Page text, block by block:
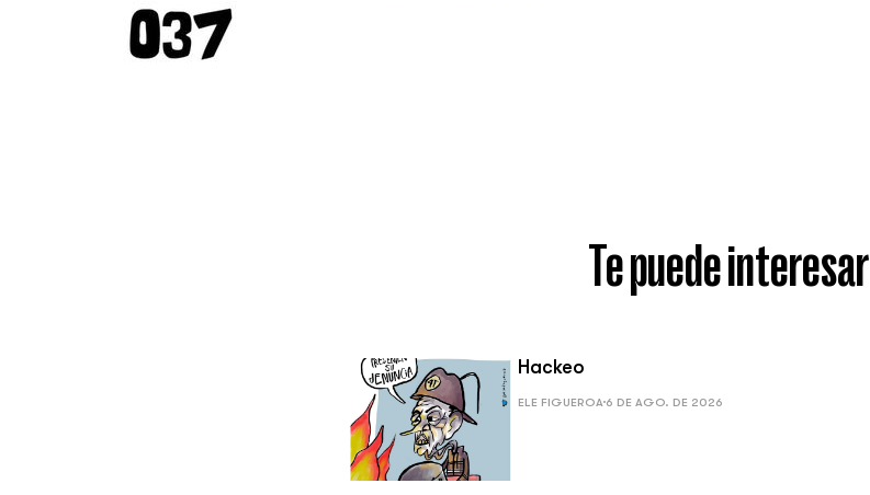
Te puede interesar
Hackeo
ELE FIGUEROA 6 DE AGO. DE 2026